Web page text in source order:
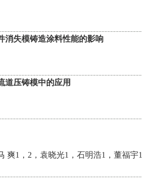
消失模铸造涂料性能的影响
道压铸模中的应用
爽1，2，袁晓光1，石明浩1，董福宇1